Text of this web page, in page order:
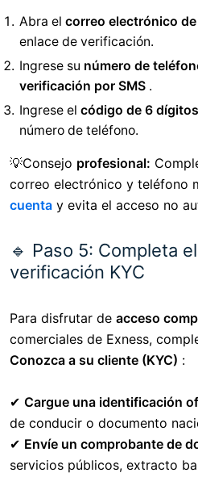
Abra el correo electrónico
enlace de verificación.
Ingrese su número de
verificación por SMS .
Ingrese el código de 6 dígitos
número de teléfono.
💡Consejo profesional:
correo electrónico y teléfono
cuenta y evita el acceso no
🔹 Paso 5: Completa
verificación KYC
Para disfrutar de acceso
comerciales de Exness,
Conozca a su cliente (KYC) :
✔ Cargue una identificación
de conducir o documento
✔ Envíe un comprobante de
servicios públicos, extracto